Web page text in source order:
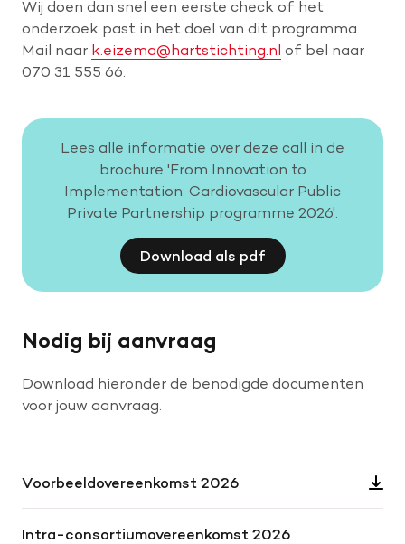
Wij doen dan snel een eerste check of het
onderzoek past in het doel van dit programma.
Mail naar k.eizema@hartstichting.nl of bel naar
070 31 555 66.
Lees alle informatie over deze call in de
brochure 'From Innovation to
Implementation: Cardiovascular Public
Private Partnership programme 2026'.
Download als pdf
Nodig bij aanvraag
Download hieronder de benodigde documenten
voor jouw aanvraag.
Voorbeeldovereenkomst 2026
Intra-consortiumovereenkomst 2026